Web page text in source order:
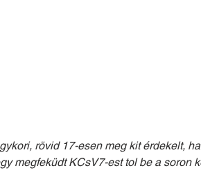
rövid 17-esen meg kit érdekelt,
megfeküdt KCsV7-est tol be a soron